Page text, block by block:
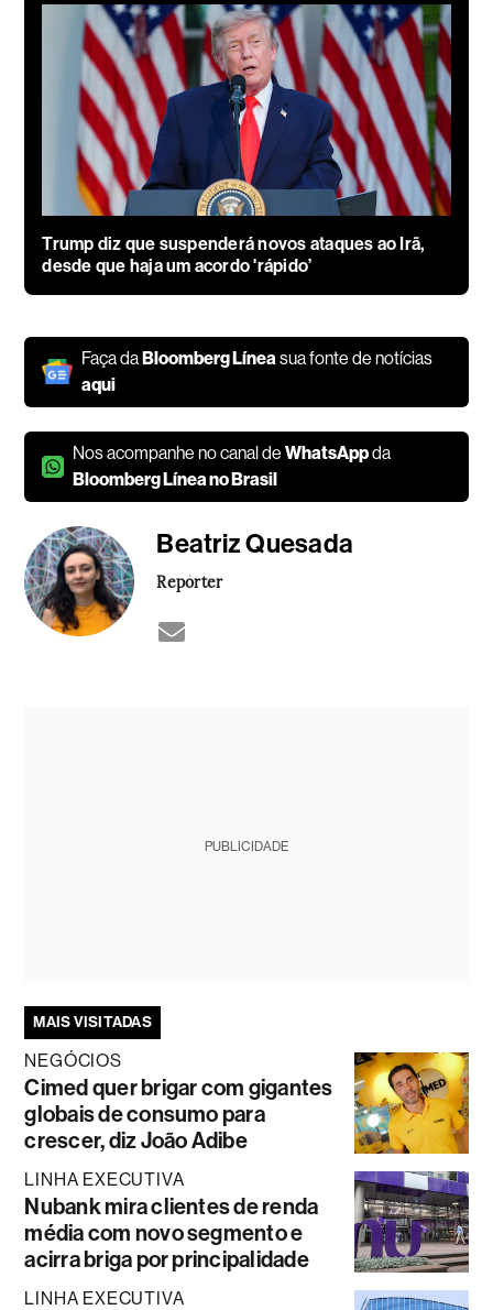
Trump diz que suspenderá novos ataques ao Irã,
desde que haja um acordo 'rápido’
Faça daBloomberg Línea sua fonte de notícias
aqui
Nos acompanhe no canal deWhatsAppda
Bloomberg Línea no Brasil
Beatriz Quesada
Repórter
PUBLICIDADE
MAIS VISITADAS
NEGÓCIOS
Cimed quer brigar com gigantes
globais de consumo para
crescer, diz João Adibe
LINHA EXECUTIVA
Nubank mira clientes de renda
média com novo segmento e
acirra briga por principalidade
LINHA EXECUTIVA